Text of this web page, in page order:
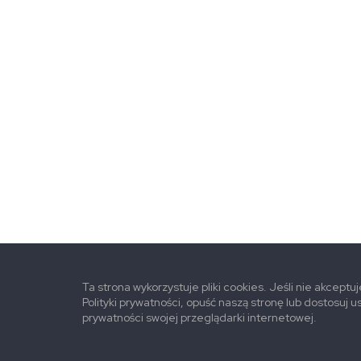
Ta strona wykorzystuje pliki cookies. Jeśli nie
Polityki prywatności, opuść naszą stronę lub dostosuj
prywatności swojej przeglądarki internetowej.